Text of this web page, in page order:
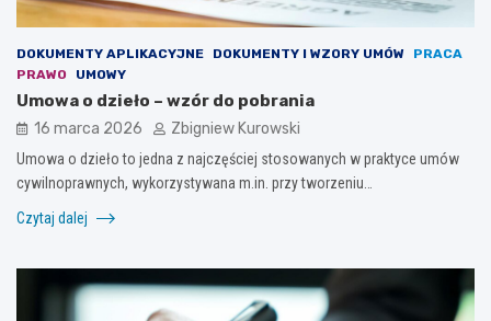
DOKUMENTY APLIKACYJNE DOKUMENTY I WZORY UMÓW
PRACA
PRAWO
UMOWY
Umowa o dzieło – wzór do pobrania
16 marca 2026 Zbigniew Kurowski
Umowa o dzieło to jedna z najczęściej stosowanych w praktyce umów
cywilnoprawnych, wykorzystywana m.in. przy tworzeniu…
Czytaj dalej